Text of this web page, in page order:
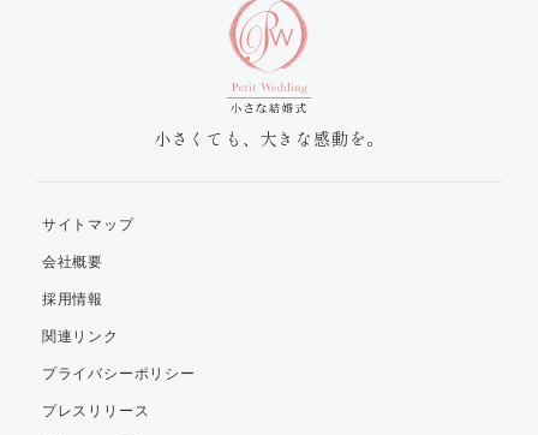
小さくても、大きな感動を。
サイトマップ
会社概要
採用情報
関連リンク
プライバシーポリシー
プレスリリース